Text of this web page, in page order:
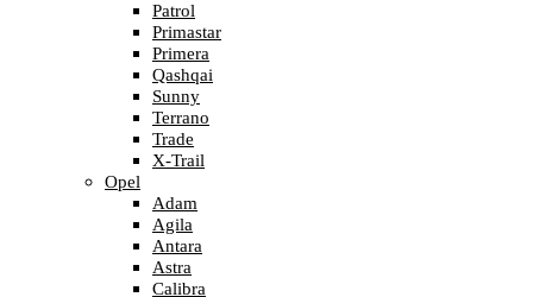
Patrol
Primastar
Primera
Qashqai
Sunny
Terrano
Trade
X-Trail
Opel
Adam
Agila
Antara
Astra
Calibra